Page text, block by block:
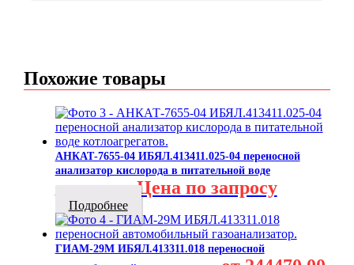
Похожие товары
АНКАТ-7655-04 ИБЯЛ.413411.025-04 переносной
анализатор кислорода в питательной воде
Цена по запросу
Подробнее
ГИАМ-29М ИБЯЛ.413311.018 переносной